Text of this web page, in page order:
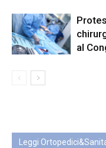
al
Leggi